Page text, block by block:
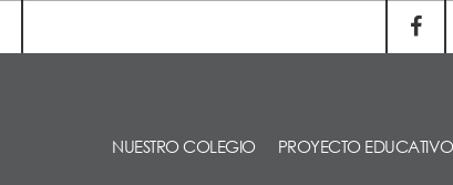
NUESTRO COLEGIO PROYECTO EDUCATIVO